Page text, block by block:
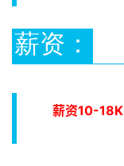
薪资：
薪资10-18K